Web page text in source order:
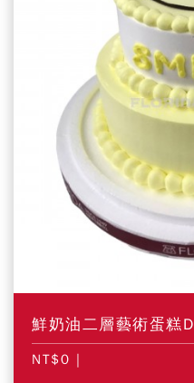
鮮奶油二層藝術蛋糕D
NT$0